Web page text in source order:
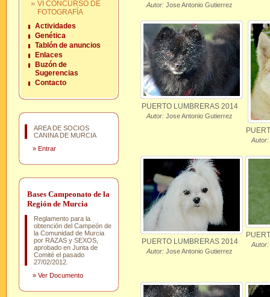
VI CONCURSO DE
FOTOGRAFÍA
Actividades
Genética
Tablón de anuncios
Enlaces
Buzón de
Sugerencias
Contacto
AREA DE SOCIOS
CANINA DE MURCIA
» Entrar
Bases Campeonato de la
Región de Murcia
Reglamento para la
obtención del Campeón de
la Comunidad de Murcia
por RAZAS y SEXOS,
aprobado en Junta de
Comité el pasado
27/02/2012.
» Ver Documento
Autor: Jose Antonio Gutierrez
PUERTO LUMBRERAS 2014
Autor: Jose Antonio Gutierrez
Autor:
PUERTO LUMBRERAS 2014
Autor: Jose Antonio Gutierrez
Autor: